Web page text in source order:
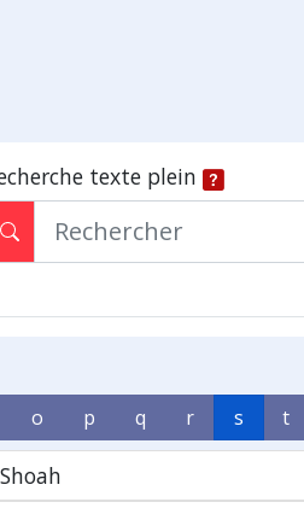
texte plein
o p q r s t
Shoah